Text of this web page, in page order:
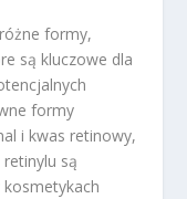
formy,
są kluczowe dla
formy
i kwas retinowy,
są
kosmetykach